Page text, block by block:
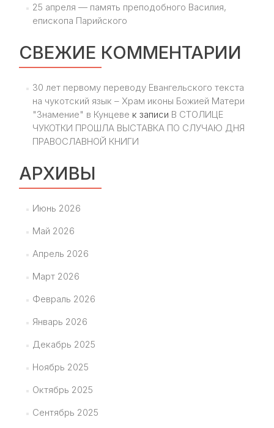
25 апреля — память преподобного Василия,
епископа Парийского
СВЕЖИЕ КОММЕНТАРИИ
30 лет первому переводу Евангельского текста
на чукотский язык – Храм иконы Божией Матери
"Знамение" в Кунцеве к записи В СТОЛИЦЕ
ЧУКОТКИ ПРОШЛА ВЫСТАВКА ПО СЛУЧАЮ ДНЯ
ПРАВОСЛАВНОЙ КНИГИ
АРХИВЫ
Июнь 2026
Май 2026
Апрель 2026
Март 2026
Февраль 2026
Январь 2026
Декабрь 2025
Ноябрь 2025
Октябрь 2025
Сентябрь 2025